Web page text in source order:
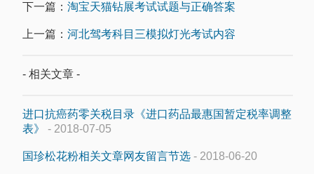
下一篇： 淘宝天猫钻展考试试题与正确答案
上一篇： 河北驾考科目三模拟灯光考试内容
- 相关文章 -
进口抗癌药零关税目录《进口药品最惠国暂定税率调整
表》
- 2018-07-05
国珍松花粉相关文章网友留言节选 - 2018-06-20